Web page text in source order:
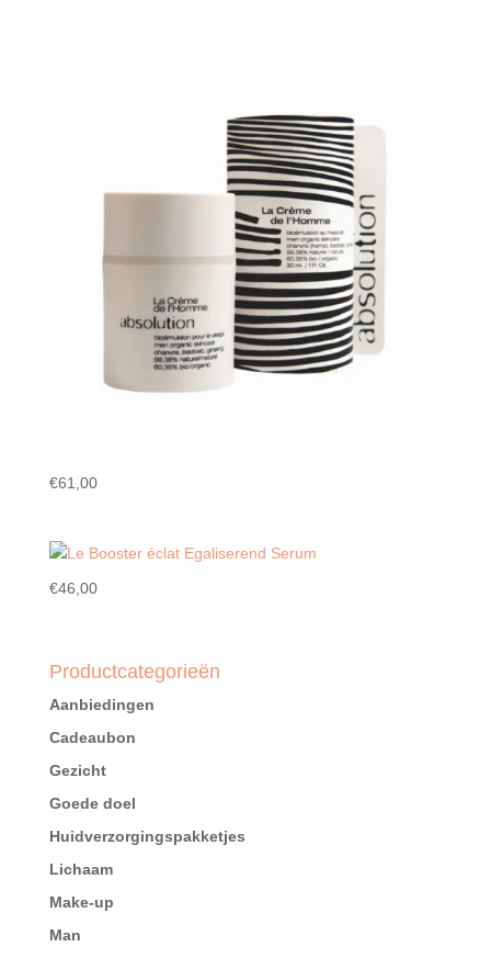
€61,00
€46,00
Productcategorieën
Aanbiedingen
Cadeaubon
Gezicht
Goede doel
Huidverzorgingspakketjes
Lichaam
Make-up
Man